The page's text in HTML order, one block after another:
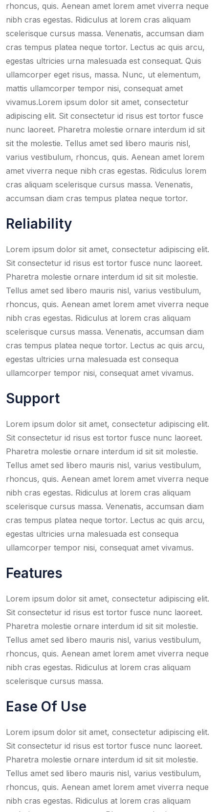
rhoncus, quis. Aenean amet lorem amet viverra neque
nibh cras egestas. Ridiculus at lorem cras aliquam
scelerisque cursus massa. Venenatis, accumsan diam
cras tempus platea neque tortor. Lectus ac quis arcu,
egestas ultricies urna malesuada est consequat. Quis
ullamcorper eget risus, massa. Nunc, ut elementum,
mattis ullamcorper tempor nisi, consequat amet
vivamus.Lorem ipsum dolor sit amet, consectetur
adipiscing elit. Sit consectetur id risus est tortor fusce
nunc laoreet. Pharetra molestie ornare interdum id sit
sit the molestie. Tellus amet sed libero mauris nisl,
varius vestibulum, rhoncus, quis. Aenean amet lorem
amet viverra neque nibh cras egestas. Ridiculus lorem
cras aliquam scelerisque cursus massa. Venenatis,
accumsan diam cras tempus platea neque tortor.
Reliability
Lorem ipsum dolor sit amet, consectetur adipiscing elit.
Sit consectetur id risus est tortor fusce nunc laoreet.
Pharetra molestie ornare interdum id sit sit molestie.
Tellus amet sed libero mauris nisl, varius vestibulum,
rhoncus, quis. Aenean amet lorem amet viverra neque
nibh cras egestas. Ridiculus at lorem cras aliquam
scelerisque cursus massa. Venenatis, accumsan diam
cras tempus platea neque tortor. Lectus ac quis arcu,
egestas ultricies urna malesuada est consequa
ullamcorper tempor nisi, consequat amet vivamus.
Support
Lorem ipsum dolor sit amet, consectetur adipiscing elit.
Sit consectetur id risus est tortor fusce nunc laoreet.
Pharetra molestie ornare interdum id sit sit molestie.
Tellus amet sed libero mauris nisl, varius vestibulum,
rhoncus, quis. Aenean amet lorem amet viverra neque
nibh cras egestas. Ridiculus at lorem cras aliquam
scelerisque cursus massa. Venenatis, accumsan diam
cras tempus platea neque tortor. Lectus ac quis arcu,
egestas ultricies urna malesuada est consequa
ullamcorper tempor nisi, consequat amet vivamus.
Features
Lorem ipsum dolor sit amet, consectetur adipiscing elit.
Sit consectetur id risus est tortor fusce nunc laoreet.
Pharetra molestie ornare interdum id sit sit molestie.
Tellus amet sed libero mauris nisl, varius vestibulum,
rhoncus, quis. Aenean amet lorem amet viverra neque
nibh cras egestas. Ridiculus at lorem cras aliquam
scelerisque cursus massa.
Ease Of Use
Lorem ipsum dolor sit amet, consectetur adipiscing elit.
Sit consectetur id risus est tortor fusce nunc laoreet.
Pharetra molestie ornare interdum id sit sit molestie.
Tellus amet sed libero mauris nisl, varius vestibulum,
rhoncus, quis. Aenean amet lorem amet viverra neque
nibh cras egestas. Ridiculus at lorem cras aliquam